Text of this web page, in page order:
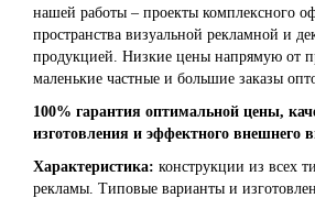
нашей работы – проекты комплексного
пространства визуальной рекламной и
продукцией. Низкие цены напрямую от
маленькие частные и большие заказы
100% гарантия оптимальной цены,
изготовления и эффектного внешнего
Характеристика: конструкции из всех
рекламы. Типовые варианты и